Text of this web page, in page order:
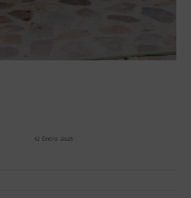
12 Enero 2023